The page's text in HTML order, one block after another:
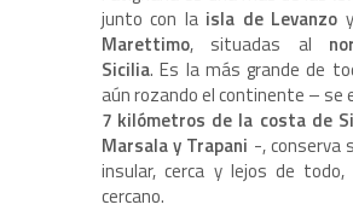
junto con laisla de Levanzo
Marettimo, situadas al
Sicilia. Es la más grande de
aún rozando el continente – se
7 kilómetros de la costa de
Marsala y Trapani -, conserva
insular, cerca y lejos de todo,
cercano.